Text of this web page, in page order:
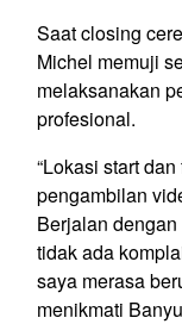
Saat closing
Michel memuji
melaksanakan
profesional.
“Lokasi start
pengambilan
Berjalan
tidak ada
saya merasa
menikmati